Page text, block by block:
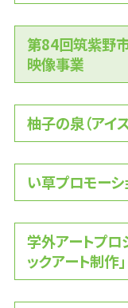
第84回筑紫野
映像事業
柚子の泉（アイ
い草プロモーシ
学外アートプロ
ックアート制作」